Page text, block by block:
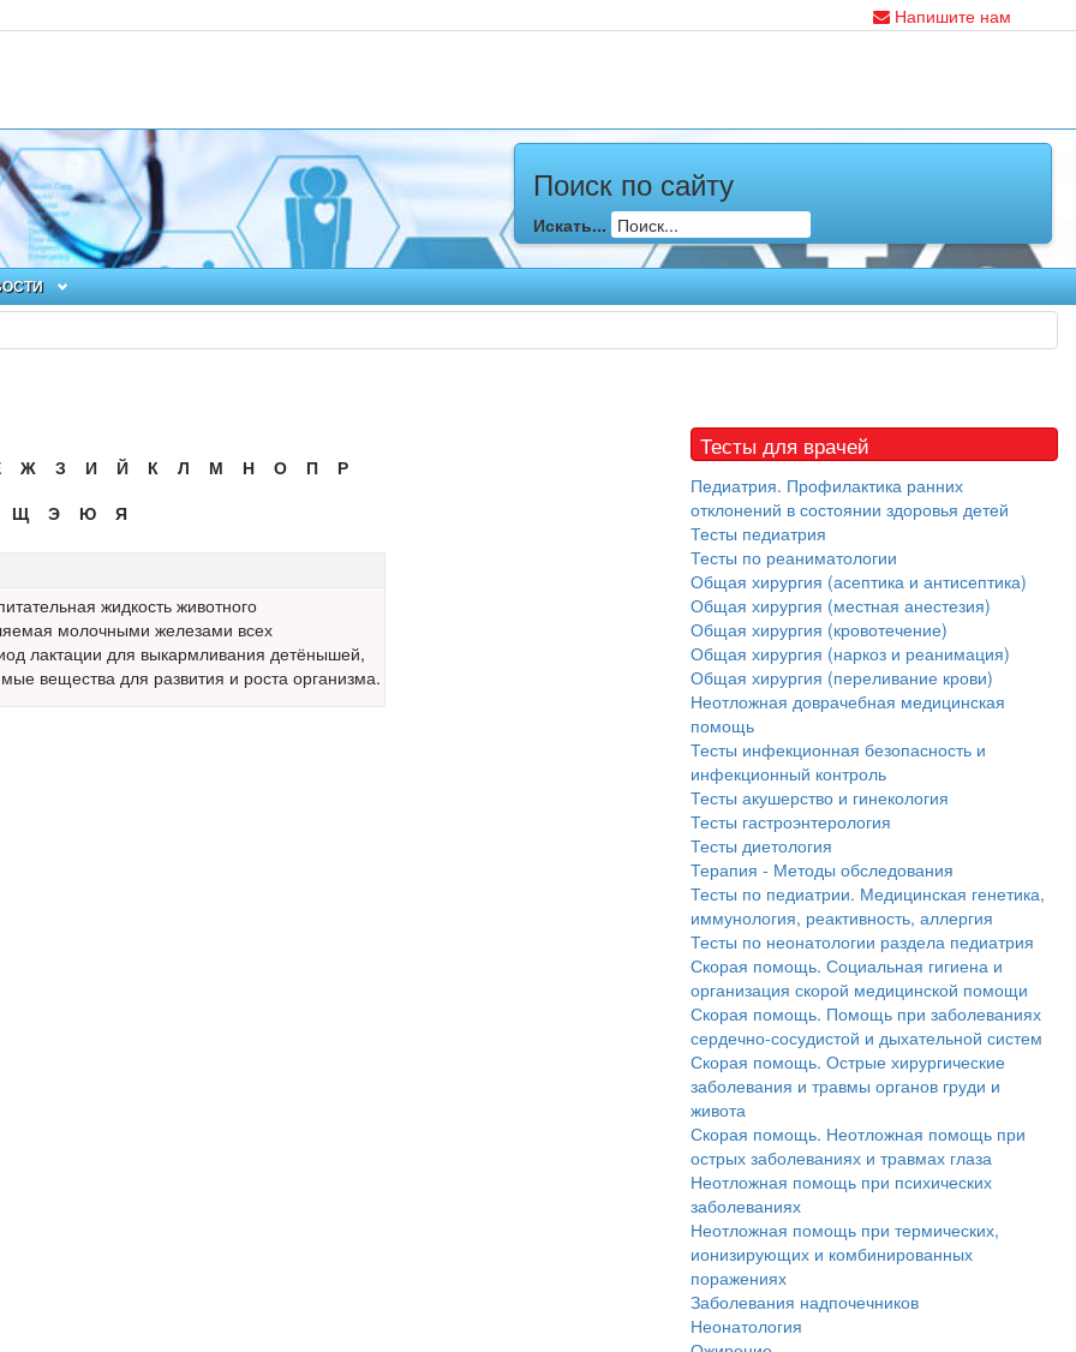
Напишите нам
Поиск по сайту
Искать...
Ж З И Й К Л М Н О П
Р
Щ
Э Ю Я
жидкость животного
молочными железами всех
лактации для выкармливания детёнышей,
вещества для развития и роста организма.
Тесты для врачей
Педиатрия. Профилактика ранних
отклонений в состоянии здоровья детей
Тесты педиатрия
Тесты по реаниматологии
Общая хирургия (асептика и антисептика)
Общая хирургия (местная анестезия)
Общая хирургия (кровотечение)
Общая хирургия (наркоз и реанимация)
Общая хирургия (переливание крови)
Неотложная доврачебная медицинская
помощь
Тесты инфекционная безопасность и
инфекционный контроль
Тесты акушерство и гинекология
Тесты гастроэнтерология
Тесты диетология
Терапия - Методы обследования
Тесты по педиатрии. Медицинская генетика,
иммунология, реактивность, аллергия
Тесты по неонатологии раздела педиатрия
Скорая помощь. Социальная гигиена и
организация скорой медицинской помощи
Скорая помощь. Помощь при заболеваниях
сердечно-сосудистой и дыхательной систем
Скорая помощь. Острые хирургические
заболевания и травмы органов груди и
живота
Скорая помощь. Неотложная помощь при
острых заболеваниях и травмах глаза
Неотложная помощь при психических
заболеваниях
Неотложная помощь при термических,
ионизирующих и комбинированных
поражениях
Заболевания надпочечников
Неонатология